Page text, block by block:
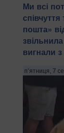
Ми всі
пошта»
вигнали з
п’ятниця, 7